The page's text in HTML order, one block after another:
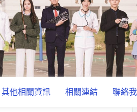
其他相關資訊 相關連結 聯絡